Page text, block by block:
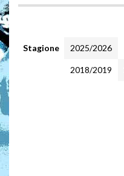
Stagione 2025/2026
2018/2019